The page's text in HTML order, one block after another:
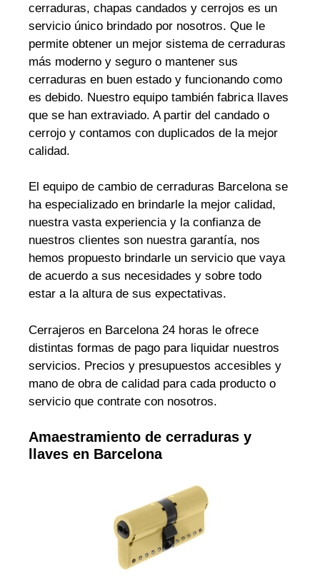
cerraduras, chapas candados y cerrojos es un
servicio único brindado por nosotros. Que le
permite obtener un mejor sistema de cerraduras
más moderno y seguro o mantener sus
cerraduras en buen estado y funcionando como
es debido. Nuestro equipo también fabrica llaves
que se han extraviado. A partir del candado o
cerrojo y contamos con duplicados de la mejor
calidad.
El equipo de cambio de cerraduras Barcelona se
ha especializado en brindarle la mejor calidad,
nuestra vasta experiencia y la confianza de
nuestros clientes son nuestra garantía, nos
hemos propuesto brindarle un servicio que vaya
de acuerdo a sus necesidades y sobre todo
estar a la altura de sus expectativas.
Cerrajeros en Barcelona 24 horas le ofrece
distintas formas de pago para liquidar nuestros
servicios. Precios y presupuestos accesibles y
mano de obra de calidad para cada producto o
servicio que contrate con nosotros.
Amaestramiento de cerraduras y
llaves en Barcelona